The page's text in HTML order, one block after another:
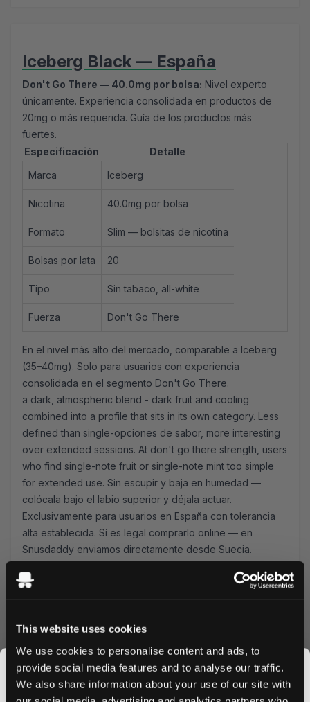
This website uses cookies
We use cookies to personalise content and ads, to
provide social media features and to analyse our traffic.
We also share information about your use of our site with
Iceberg Black — España
Don't Go There — 40.0mg por bolsa: Nivel experto
únicamente. Experiencia consolidada en productos de
20mg o más requerida. Guía de los productos más
fuertes.
Especificación
Detalle
Marca
Iceberg
Nicotina 40.0mg por bolsa
Formato Slim — bolsitas de nicotina
Bolsas por lata 20
Tipo Sin tabaco, all-white
Fuerza Don't Go There
En el nivel más alto del mercado, comparable a Iceberg
(35–40mg). Solo para usuarios con experiencia
consolidada en el segmento Don't Go There.
a dark, atmospheric blend - dark fruit and cooling
combined into a profile that sits in its own category. Less
defined than single-opciones de sabor, more interesting
over extended sessions. At don't go there strength, users
who find single-note fruit or single-note mint too simple
for extended use. Sin escupir y baja en humedad —
colócala bajo el labio superior y déjala actuar.
Exclusivamente para usuarios en España con tolerancia
alta establecida. Sí es legal comprarlo online — en
Snusdaddy enviamos directamente desde Suecia.
explorando este rango por primera vez.
Este producto está a 40.0mg — nivel
Toda la selección de Iceberg en España
para comparar
todos los sabores y fuerzas disponibles.
Pregunta frecuente en España:
¿Cuánto tiempo
recomiendan usar estas bolsas de alta concentración?